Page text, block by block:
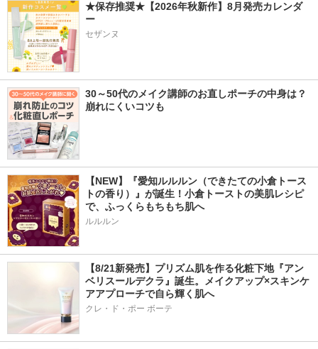
★保存推奨★【2026年秋新作】8月発売カレンダ
ー
セザンヌ
30～50代のメイク講師のお直しポーチの中身は？
崩れにくいコツも
【NEW】『愛知ルルルン（できたての小倉トース
トの香り）』が誕生！小倉トーストの美肌レシピ
で、ふっくらもちもち肌へ
ルルルン
【8/21新発売】プリズム肌を作る化粧下地『アン
ベリスールデクラ』誕生。メイクアップ×スキンケ
アアプローチで自ら輝く肌へ
クレ・ド・ポー ボーテ